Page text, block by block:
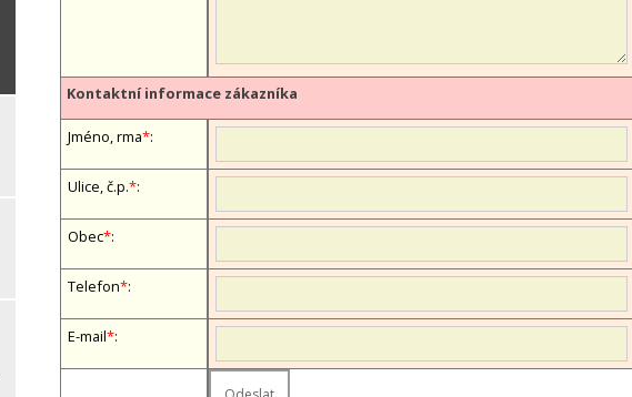
Kontaktní informace zákazníka
Jméno, firma*:
Ulice, č.p.*:
Obec*:
Telefon*:
E-mail*: